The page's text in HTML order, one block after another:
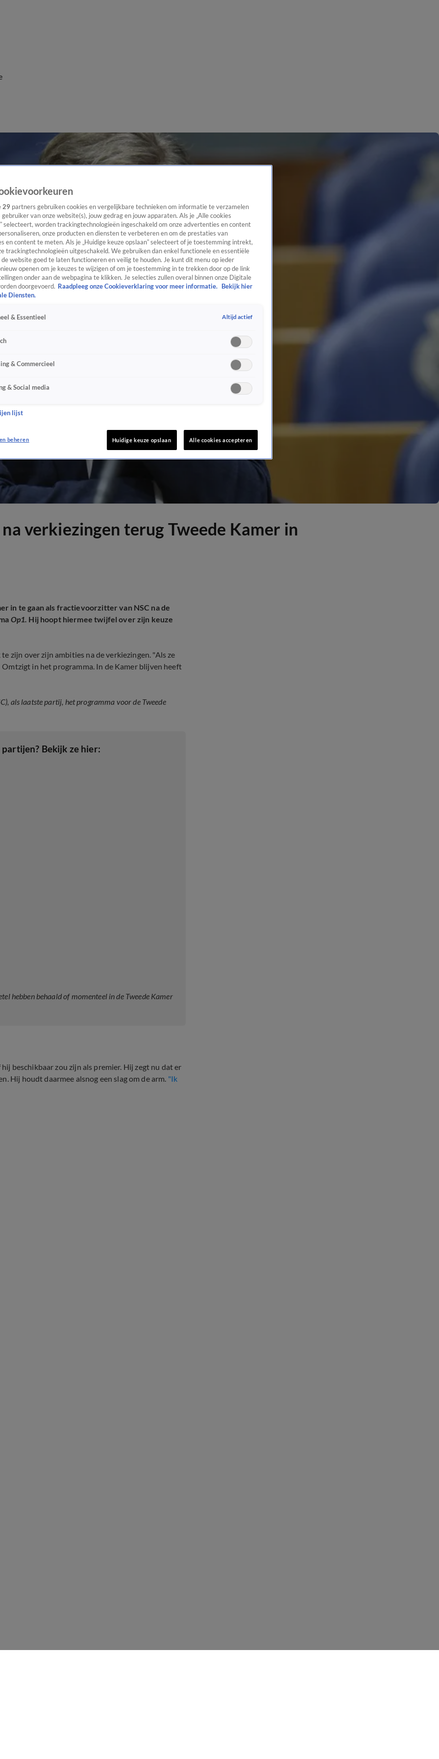
verkiezingen terug Tweede Kamer in
in te gaan als fractievoorzitter van NSC na de
Op1. Hij hoopt hiermee twijfel over zijn keuze
zijn over zijn ambities na de verkiezingen. "Als ze
in het programma. In de Kamer blijven heeft
als laatste partij, het programma voor de Tweede
Bekijk ze hier:
hebben behaald of momenteel in de Tweede Kamer
beschikbaar zou zijn als premier. Hij zegt nu dat er
Hij houdt daarmee alsnog een slag om de arm. "Ik
29 partners gebruiken cookies en vergelijkbare technieken om informatie te verzamelen
gebruiker van onze website(s), jouw gedrag en jouw apparaten. Als je „Alle cookies
selecteert, worden trackingtechnologieën ingeschakeld om onze advertenties en content
onze producten en diensten te verbeteren en om de prestaties van
en content te meten. Als je „Huidige keuze opslaan” selecteert of je toestemming intrekt,
trackingtechnologieën uitgeschakeld. We gebruiken dan enkel functionele en essentiële
de website goed te laten functioneren en veilig te houden. Je kunt dit menu op ieder
openen om je keuzes te wijzigen of om je toestemming in te trekken door op de link
onder aan de webpagina te klikken. Je selecties zullen overal binnen onze Digitale
doorgevoerd. Raadpleeg onze Cookieverklaring voor meer informatie.
Bekijk hier
Diensten.
& Essentieel Altijd actief
& Commercieel
& Social media
lijst
beheren Huidige keuze opslaan Alle cookies accepteren